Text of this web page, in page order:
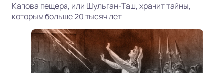
Капова пещера, или Шульган-Таш, хранит тайны,
которым больше 20 тысяч лет